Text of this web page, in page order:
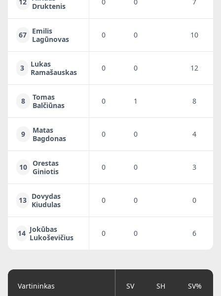
Druktenis
67
Emilis
Lagūnovas
0 0 10
3
Lukas
Ramašauskas
0 0 12
8
Tomas
Balčiūnas
0 1 8
9
Matas
Bagdonas
0 0 4
10 Orestas
Giniotis
0 0 3
13 Dovydas
Kiudulas
0 0 0
14 Jokūbas
Lukoševičius
0 0 6
Vartininkas SV SH SV%